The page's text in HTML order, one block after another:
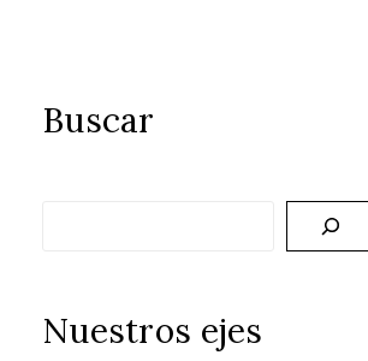
Buscar
Nuestros ejes